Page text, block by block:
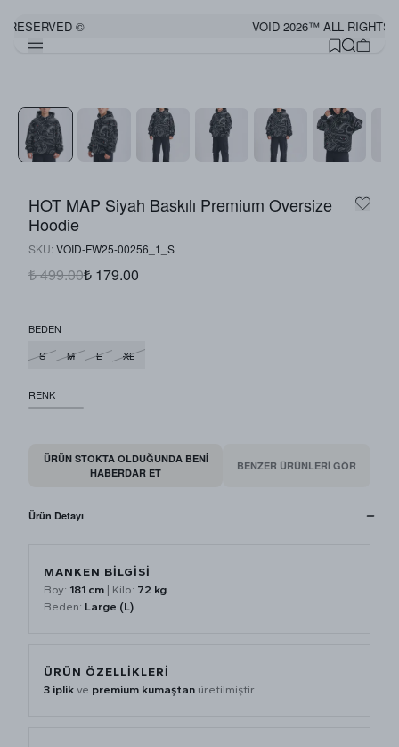
© VOID 2026™ ALL RIGHTS
HOT MAP Siyah Baskılı Premium Oversize
Hoodie
SKU: VOID-FW25-00256_1_S
₺ 499.00₺ 179.00
BEDEN
S
M L XL
RENK
ÜRÜN STOKTA OLDUĞUNDA BENI
HABERDAR ET
BENZER ÜRÜNLERİ GÖR
Ürün Detayı
MANKEN BİLGİSİ
Boy: 181 cm | Kilo: 72 kg
Beden: Large (L)
ÜRÜN ÖZELLİKLERİ
3 iplik ve premium kumaştan üretilmiştir.